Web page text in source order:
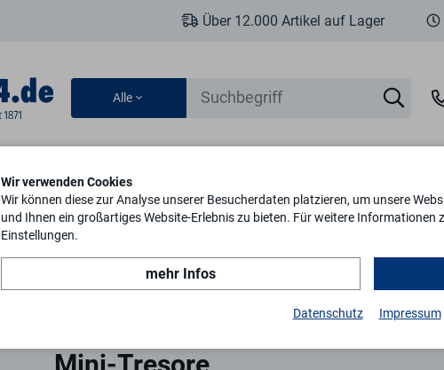
Über 12.000 Artikel auf Lager
Alle
Türbeschläge Türsicherheit Fenstersicherheit Schlösser &
Wir verwenden Cookies
Wir können diese zur Analyse unserer Besucherdaten platzieren, um unsere
und Ihnen ein großartiges Website-Erlebnis zu bieten. Für weitere Informationen
Einstellungen.
mehr Infos
Datenschutz Impressum